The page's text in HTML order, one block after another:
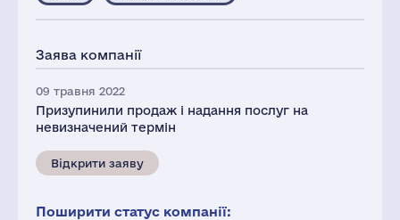
Заява компанії
09 травня 2022
Призупинили продаж і надання послуг на
невизначений термін
Відкрити заяву
Поширити статус компанії: